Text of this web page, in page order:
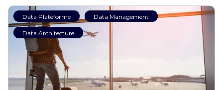
Data Plateforme Data Management
Data Architecture